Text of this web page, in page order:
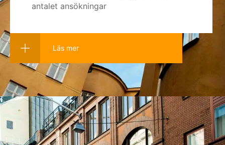
antalet ansökningar
Läs mer